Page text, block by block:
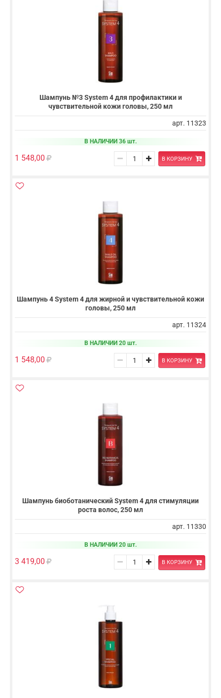
Шампунь №3 System 4 для профилактики и
чувствительной кожи головы, 250 мл
арт. 11323
В НАЛИЧИИ 36 шт.
1 548,00 В КОРЗИНУ
Шампунь 4 System 4 для жирной и чувствительной кожи
головы, 250 мл
арт. 11324
В НАЛИЧИИ 20 шт.
1 548,00 В КОРЗИНУ
Шампунь биоботанический System 4 для стимуляции
роста волос, 250 мл
арт. 11330
В НАЛИЧИИ 20 шт.
3 419,00 В КОРЗИНУ